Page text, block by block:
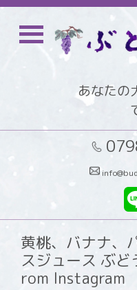
あなたの
黄桃、バナナ、
スジュース ぶ
rom Instagram